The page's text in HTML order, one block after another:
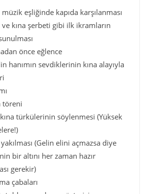
eşliğinde kapıda karşılanması
ve kına şerbeti gibi ilk ikramların
önce eğlence
hanımın sevdiklerinin kına alayıyla
töreni
türkülerinin söylenmesi (Yüksek
(Gelin elini açmazsa diye
bir altını her zaman hazır
gerekir)
çabaları